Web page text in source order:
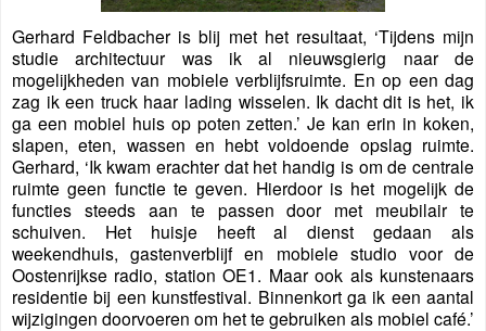
Gerhard Feldbacher is blij met het resultaat, ‘Tijdens mijn
studie architectuur was ik al nieuwsgierig naar de
mogelijkheden van mobiele verblijfsruimte. En op een dag
zag ik een truck haar lading wisselen. Ik dacht dit is het, ik
ga een mobiel huis op poten zetten.’ Je kan erin in koken,
slapen, eten, wassen en hebt voldoende opslag ruimte.
Gerhard, ‘Ik kwam erachter dat het handig is om de centrale
ruimte geen functie te geven. Hierdoor is het mogelijk de
functies steeds aan te passen door met meubilair te
schuiven. Het huisje heeft al dienst gedaan als
weekendhuis, gastenverblijf en mobiele studio voor de
Oostenrijkse radio, station OE1. Maar ook als kunstenaars
residentie bij een kunstfestival. Binnenkort ga ik een aantal
wijzigingen doorvoeren om het te gebruiken als mobiel café.’